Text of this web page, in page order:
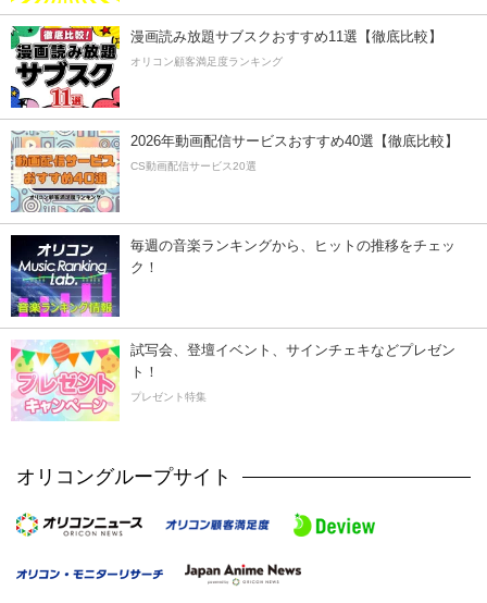
漫画読み放題サブスクおすすめ11選【徹底比較】
オリコン顧客満足度ランキング
2026年動画配信サービスおすすめ40選【徹底比較】
CS動画配信サービス20選
毎週の音楽ランキングから、ヒットの推移をチェッ
ク！
試写会、登壇イベント、サインチェキなどプレゼン
ト！
プレゼント特集
オリコングループサイト